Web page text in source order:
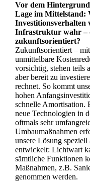
Vor dem
Lage im Mittelstand:
Investitionsverhalten
Infrastruktur wahr –
zukunftsorientiert?
Zukunftsorientiert –
unmittelbare
vorsichtig, stehen teils
aber bereit zu
rechnet. So kommt
hohen
schnelle Amortisation.
neue Technologien in
oftmals sehr
Umbaumaßnahmen
unsere Lösung
entwickelt: Lichtwart
sämtliche Funktionen
Maßnahmen, z.B.
genommen werden.